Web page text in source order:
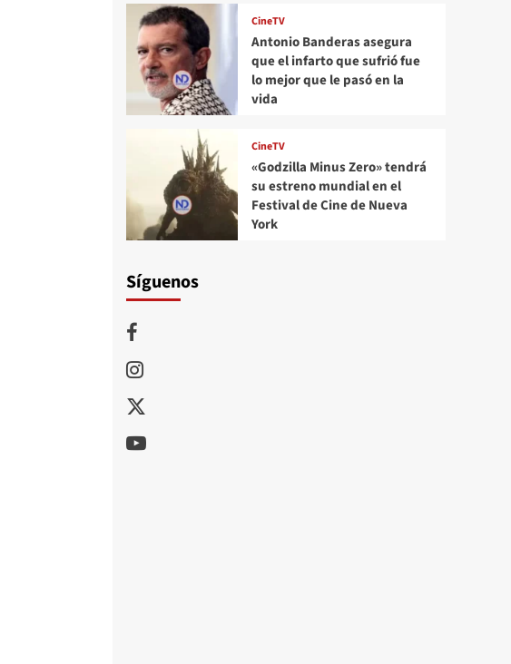
CineTV
Antonio Banderas asegura
que el infarto que sufrió fue
lo mejor que le pasó en la
vida
CineTV
«Godzilla Minus Zero» tendrá
su estreno mundial en el
Festival de Cine de Nueva
York
Síguenos